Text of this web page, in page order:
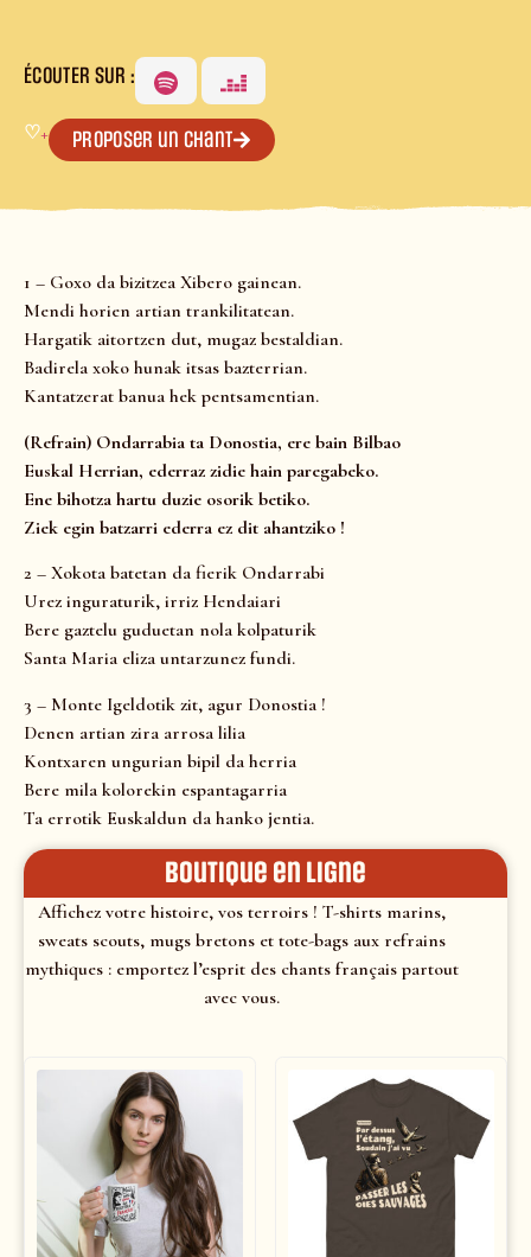
ÉCOUTER SUR :
♡+ Proposer un chant
1 – Goxo da bizitzea Xibero gainean.
Mendi horien artian trankilitatean.
Hargatik aitortzen dut, mugaz bestaldian.
Badirela xoko hunak itsas bazterrian.
Kantatzerat banua hek pentsamentian.
(Refrain) Ondarrabia ta Donostia, ere bain Bilbao
Euskal Herrian, ederraz zidie hain paregabeko.
Ene bihotza hartu duzie osorik betiko.
Ziek egin batzarri ederra ez dit ahantziko !
2 – Xokota batetan da fierik Ondarrabi
Urez inguraturik, irriz Hendaiari
Bere gaztelu guduetan nola kolpaturik
Santa Maria eliza untarzunez fundi.
3 – Monte Igeldotik zit, agur Donostia !
Denen artian zira arrosa lilia
Kontxaren ungurian bipil da herria
Bere mila kolorekin espantagarria
Ta errotik Euskaldun da hanko jentia.
Boutique en ligne
Affichez votre histoire, vos terroirs ! T-shirts marins,
sweats scouts, mugs bretons et tote-bags aux refrains
mythiques : emportez l’esprit des chants français partout
avec vous.